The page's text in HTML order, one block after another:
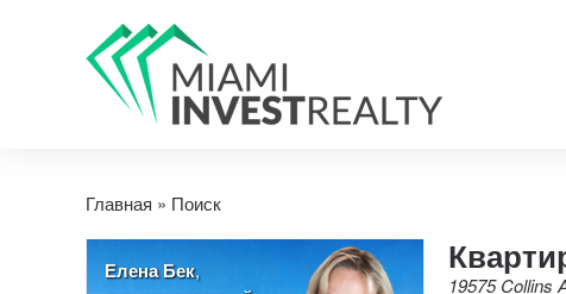
Главная » Поиск
Елена Бек,
19575 Collins